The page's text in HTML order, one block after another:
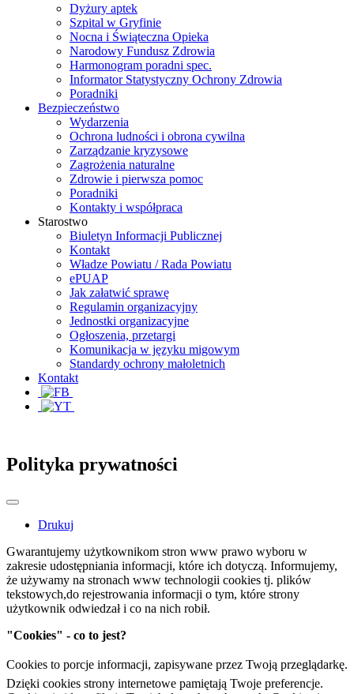
Dyżury aptek
Szpital w Gryfinie
Nocna i Świąteczna Opieka
Narodowy Fundusz Zdrowia
Harmonogram poradni spec.
Informator Statystyczny Ochrony Zdrowia
Poradniki
Bezpieczeństwo
Wydarzenia
Ochrona ludności i obrona cywilna
Zarządzanie kryzysowe
Zagrożenia naturalne
Zdrowie i pierwsza pomoc
Poradniki
Kontakty i współpraca
Starostwo
Biuletyn Informacji Publicznej
Kontakt
Władze Powiatu / Rada Powiatu
ePUAP
Jak załatwić sprawę
Regulamin organizacyjny
Jednostki organizacyjne
Ogłoszenia, przetargi
Komunikacja w języku migowym
Standardy ochrony małoletnich
Kontakt
Polityka prywatności
Drukuj
Gwarantujemy użytkownikom stron www prawo wyboru w
zakresie udostępniania informacji, które ich dotyczą. Informujemy,
że używamy na stronach www technologii cookies tj. plików
tekstowych,do rejestrowania informacji o tym, które strony
użytkownik odwiedzał i co na nich robił.
"Cookies" - co to jest?
Cookies to porcje informacji, zapisywane przez Twoją przeglądarkę.
Dzięki cookies strony internetowe pamiętają Twoje preferencje.